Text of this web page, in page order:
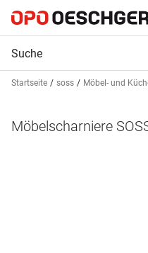
Startseite soss Möbel- und
Möbelscharniere